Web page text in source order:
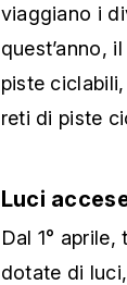
viaggiano i
quest’anno,
piste
reti di piste
Luci
Dal 1°
dotate di